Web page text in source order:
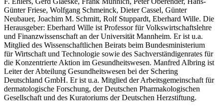
Günter Friese, Wolfgang Schmeinck, Dieter Cassel, Günter
Neubauer, Joachim M. Schmitt, Rolf Stuppardt, Eberhard Wille. Die
Herausgeber: Eberhard Wille ist Professor für Volkswirtschaftslehre
und Finanzwissenschaft an der Universität Mannheim. Er ist u.a.
Mitglied des Wissenschaftlichen Beirats beim Bundesministerium
für Wirtschaft und Technologie sowie des Sachverständigenrates für
die Konzentrierte Aktion im Gesundheitswesen. Manfred Albring ist
Leiter der Abteilung Gesundheitswesen bei der Schering
Deutschland GmbH. Er ist u.a. Mitglied der Arbeitsgemeinschaft für
dermatologische Forschung, der Deutschen Pharmakologischen
Gesellschaft und des Kuratoriums der Deutschen Herzstiftung.